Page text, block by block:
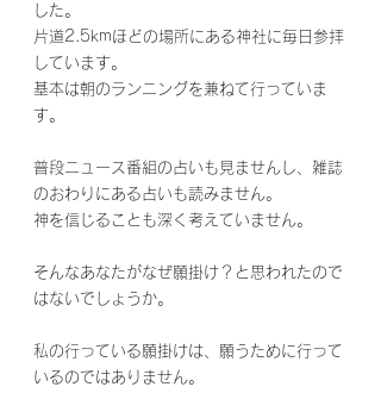
した。
片道2.5kmほどの場所にある神社に毎日参拝
しています。
基本は朝のランニングを兼ねて行っていま
す。
普段ニュース番組の占いも見ませんし、雑誌
のおわりにある占いも読みません。
神を信じることも深く考えていません。
そんなあなたがなぜ願掛け？と思われたので
はないでしょうか。
私の行っている願掛けは、願うために行って
いるのではありません。